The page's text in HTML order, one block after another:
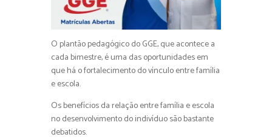
O plantão pedagógico do GGE, que acontece a
cada bimestre, é uma das oportunidades em
que há o fortalecimento do vínculo entre família
e escola.
Os benefícios da relação entre família e escola
no desenvolvimento do indivíduo são bastante
debatidos.